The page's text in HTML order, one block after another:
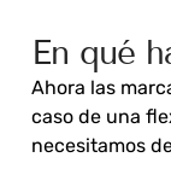
En qué
Ahora las
caso de una
necesitamos